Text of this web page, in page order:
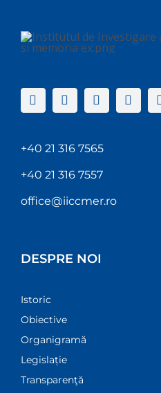
+40 21 316 7565
+40 21 316 7557
office@iiccmer.ro
DESPRE NOI
Istoric
Obiective
Organigramă
Legislație
Transparenţă